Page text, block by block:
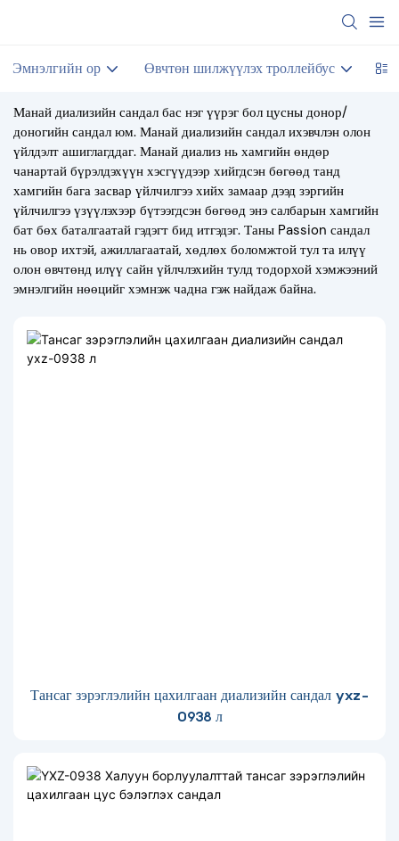
Эмнэлгийн ор Өвчтөн шилжүүлэх троллейбус
Манай диализийн сандал бас нэг үүрэг бол цусны донор/
доногийн сандал юм. Манай диализийн сандал ихэвчлэн олон
үйлдэлт ашиглагддаг. Манай диализ нь хамгийн өндөр
чанартай бүрэлдэхүүн хэсгүүдээр хийгдсэн бөгөөд танд
хамгийн бага засвар үйлчилгээ хийх замаар дээд зэргийн
үйлчилгээ үзүүлэхээр бүтээгдсэн бөгөөд энэ салбарын хамгийн
бат бөх баталгаатай гэдэгт бид итгэдэг. Таны Passion сандал
нь овор ихтэй, ажиллагаатай, хөдлөх боломжтой тул та илүү
олон өвчтөнд илүү сайн үйлчлэхийн тулд тодорхой хэмжээний
эмнэлгийн нөөцийг хэмнэж чадна гэж найдаж байна.
Тансаг зэрэглэлийн цахилгаан диализийн сандал yxz-
0938 л